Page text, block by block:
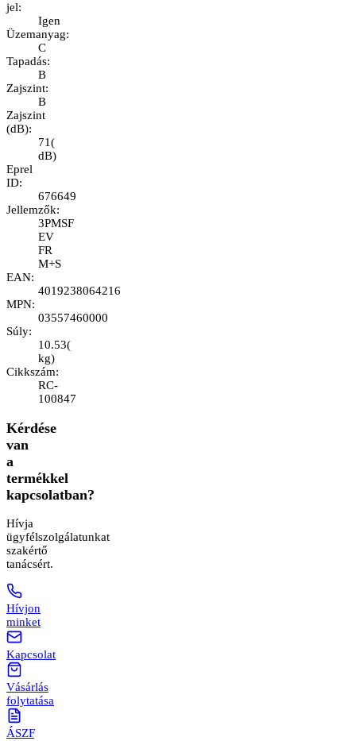
jel:
Igen
Üzemanyag:
C
Tapadás:
B
Zajszint:
B
Zajszint
(dB):
71(
dB)
Eprel
ID:
676649
Jellemzők:
3PMSF
EV
FR
M+S
EAN:
4019238064216
MPN:
03557460000
Súly:
10.53(
kg)
Cikkszám:
RC-
100847
Kérdése
van
a
termékkel
kapcsolatban?
Hívja
ügyfélszolgálatunkat
szakértő
tanácsért.
Hívjon
minket
Kapcsolat
Vásárlás
folytatása
ÁSZF